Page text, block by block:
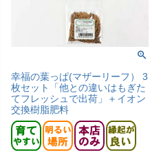
幸福の葉っぱ(マザーリーフ） 3
枚セット「他との違いはもぎた
てフレッシュで出荷」＋イオン
交換樹脂肥料